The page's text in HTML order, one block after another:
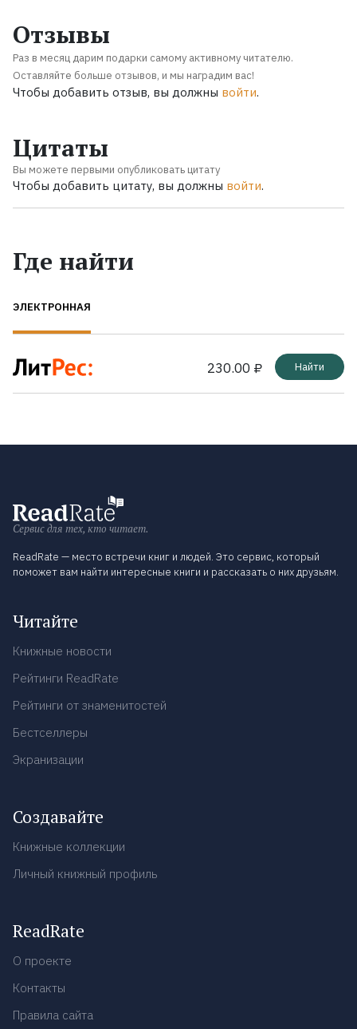
Отзывы
Раз в месяц дарим подарки самому активному читателю.
Оставляйте больше отзывов, и мы наградим вас!
Чтобы добавить отзыв, вы должны войти.
Цитаты
Вы можете первыми опубликовать цитату
Чтобы добавить цитату, вы должны войти.
Где найти
ЭЛЕКТРОННАЯ
230.00 ₽ Найти
Сервис для тех, кто читает.
ReadRate — место встречи книг и людей. Это сервис, который
поможет вам найти интересные книги и рассказать о них друзьям.
Читайте
Книжные новости
Рейтинги ReadRate
Рейтинги от знаменитостей
Бестселлеры
Экранизации
Создавайте
Книжные коллекции
Личный книжный профиль
ReadRate
О проекте
Контакты
Правила сайта